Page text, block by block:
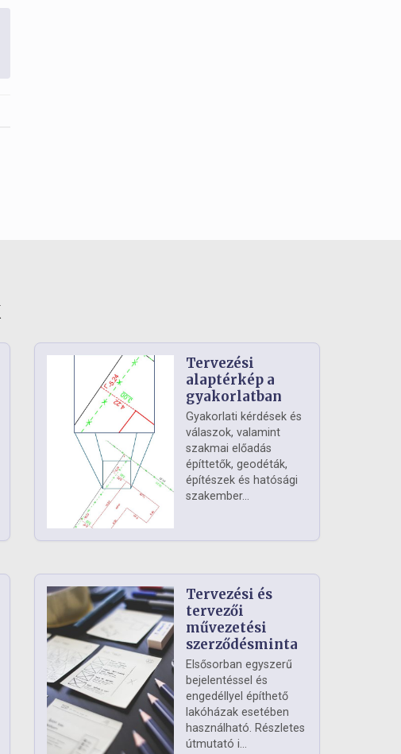
Tervezési
alaptérkép a
gyakorlatban
Gyakorlati kérdések és
válaszok, valamint
szakmai előadás
építtetők, geodéták,
építészek és hatósági
szakember...
Tervezési és
tervezői
művezetési
szerződésminta
Elsősorban egyszerű
bejelentéssel és
engedéllyel építhető
lakóházak esetében
használható. Részletes
útmutató i...